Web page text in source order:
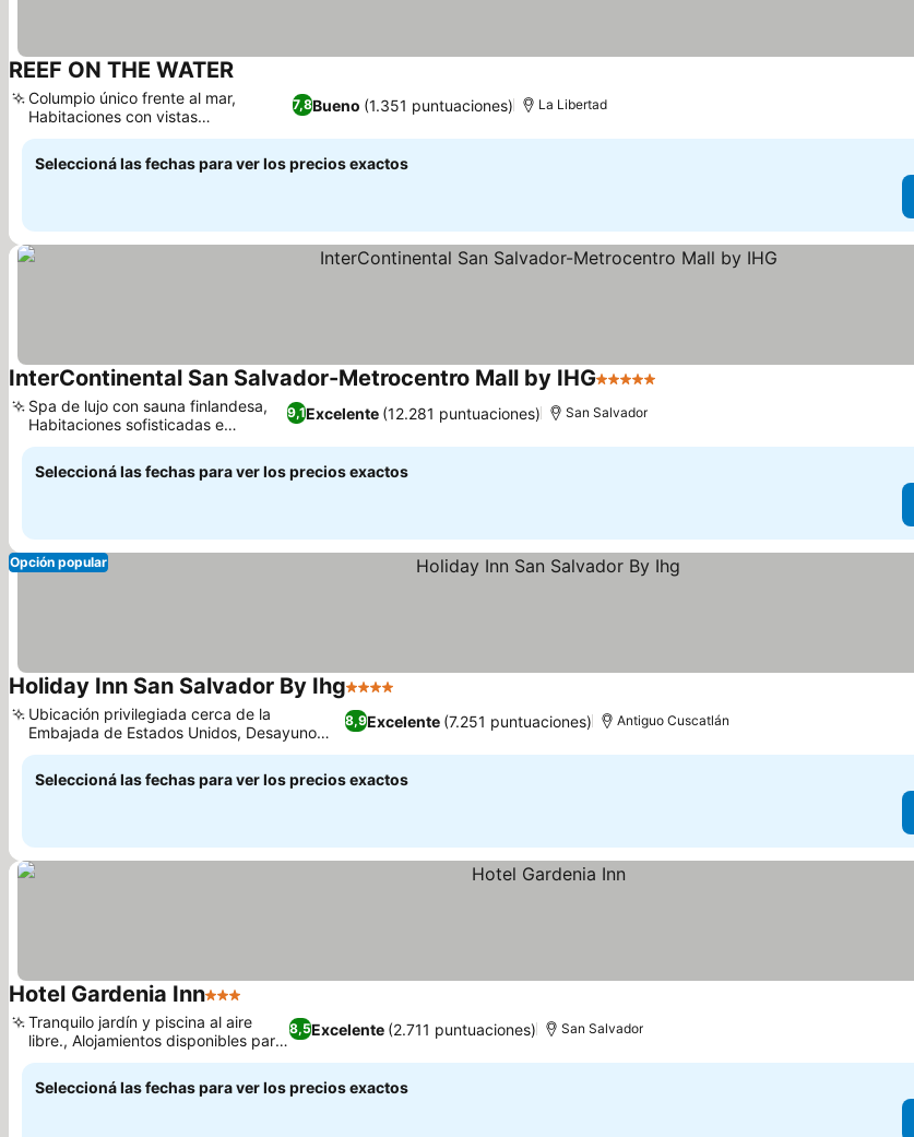
REEF ON THE WATER
7,8Bueno (1.351 puntuaciones)
Columpio único frente al mar,
Habitaciones con vistas
panorámicas al mar
La Libertad
Seleccioná las fechas para ver los precios exactos
InterContinental San Salvador-Metrocentro Mall by IHG5 Estrellas
9,1Excelente (12.281 puntuaciones)
Spa de lujo con sauna finlandesa,
Habitaciones sofisticadas e
insonorizadas
San Salvador
Seleccioná las fechas para ver los precios exactos
Opción popular
Holiday Inn San Salvador By Ihg4 Estrellas
8,9Excelente (7.251 puntuaciones)
Ubicación privilegiada cerca de la
Embajada de Estados Unidos, Desayuno
buffet con pupusas frescas
Antiguo Cuscatlán
Seleccioná las fechas para ver los precios exactos
Hotel Gardenia Inn3 Estrellas
8,5Excelente (2.711 puntuaciones)
Tranquilo jardín y piscina al aire
libre., Alojamientos disponibles para
familias
San Salvador
Seleccioná las fechas para ver los precios exactos